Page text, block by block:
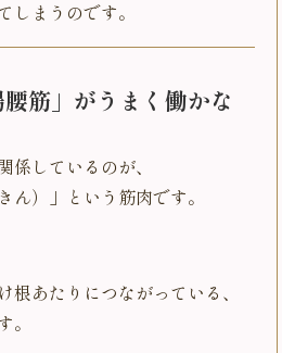
しまうのです。
筋」がうまく働かな
係しているのが、
ん）」という筋肉です。
根あたりにつながっている、
。